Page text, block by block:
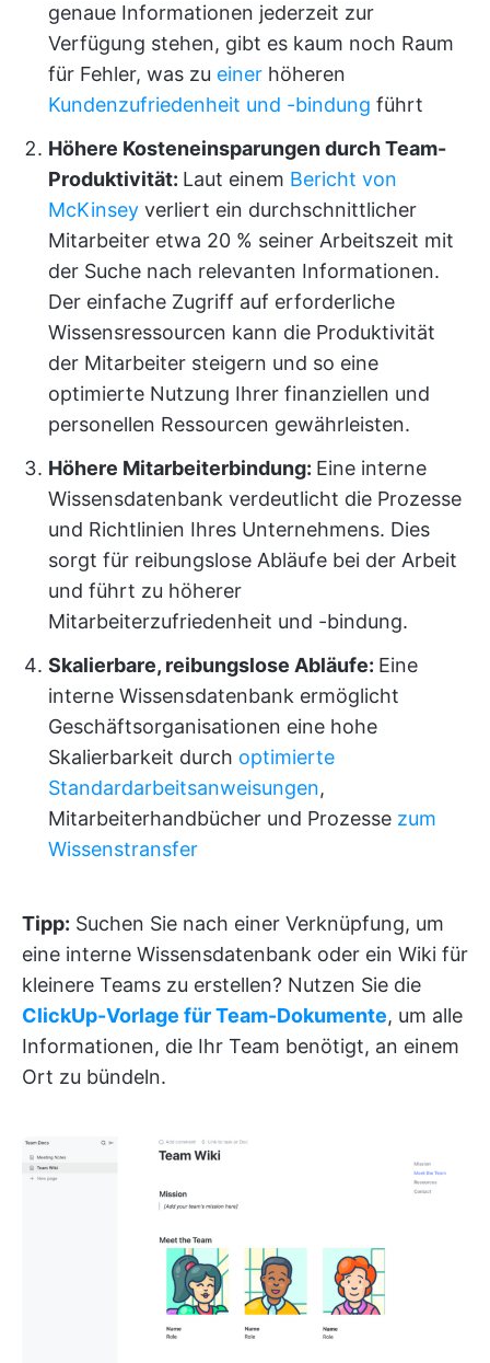
genaue Informationen jederzeit zur
Verfügung stehen, gibt es kaum noch Raum
für Fehler, was zu einer höheren
Kundenzufriedenheit und -bindung führt
Höhere Kosteneinsparungen durch Team-
Produktivität: Laut einem Bericht von
McKinsey verliert ein durchschnittlicher
Mitarbeiter etwa 20 % seiner Arbeitszeit mit
der Suche nach relevanten Informationen.
Der einfache Zugriff auf erforderliche
Wissensressourcen kann die Produktivität
der Mitarbeiter steigern und so eine
optimierte Nutzung Ihrer finanziellen und
personellen Ressourcen gewährleisten.
Höhere Mitarbeiterbindung: Eine interne
Wissensdatenbank verdeutlicht die Prozesse
und Richtlinien Ihres Unternehmens. Dies
sorgt für reibungslose Abläufe bei der Arbeit
und führt zu höherer
Mitarbeiterzufriedenheit und -bindung.
Skalierbare, reibungslose Abläufe: Eine
interne Wissensdatenbank ermöglicht
Geschäftsorganisationen eine hohe
Skalierbarkeit durch optimierte
Standardarbeitsanweisungen,
Mitarbeiterhandbücher und Prozesse zum
Wissenstransfer
Tipp: Suchen Sie nach einer Verknüpfung, um
eine interne Wissensdatenbank oder ein Wiki für
kleinere Teams zu erstellen? Nutzen Sie die
ClickUp-Vorlage für Team-Dokumente, um alle
Informationen, die Ihr Team benötigt, an einem
Ort zu bündeln.